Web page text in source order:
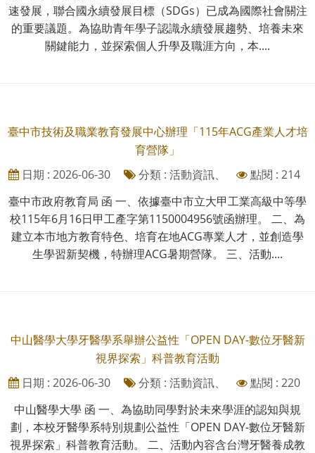
速發展，聯合國永續發展目標（SDGs）已成為國際社會關注
的重要議題。為協助青年學子認識永續發展趨勢、培養未來
關鍵能力，並探索個人升學及職涯方向，本....
臺中市技術及職業教育發展中心辦理「115年ACG產業人才培
育營隊」
日期 : 2026-06-30
分類 : 活動資訊、
點閱 : 214
臺中市政府教育局 函 一、依據臺中市立大甲工業高級中等學
校115年6月16日甲工產字第1150004956號函辦理。 二、為
建立本市地方教育特色、培育在地ACG專業人才，並創造學
生學習新契機，特辦理ACG暑期營隊。 三、活動....
中山醫學大學牙醫學系舉辦公益性「OPEN DAY-數位牙醫新
視界探索」科普教育活動
日期 : 2026-06-30
分類 : 活動資訊、
點閱 : 220
中山醫學大學 函 一、為協助同學對於未來學涯的認知與規
劃，本校牙醫學系特別規劃公益性「OPEN DAY-數位牙醫新
視界探索」科普教育活動。 二、活動內容含台灣牙醫養成教